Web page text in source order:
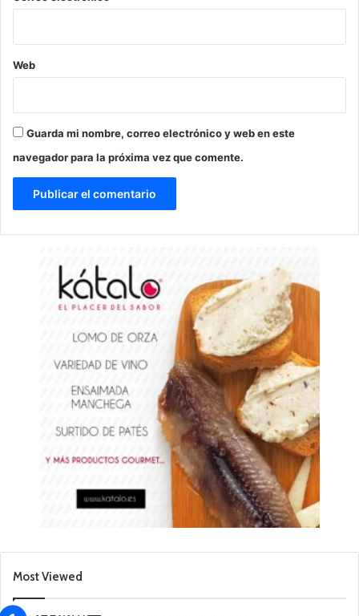
Web
Guarda mi nombre, correo electrónico y web en este
navegador para la próxima vez que comente.
Most Viewed